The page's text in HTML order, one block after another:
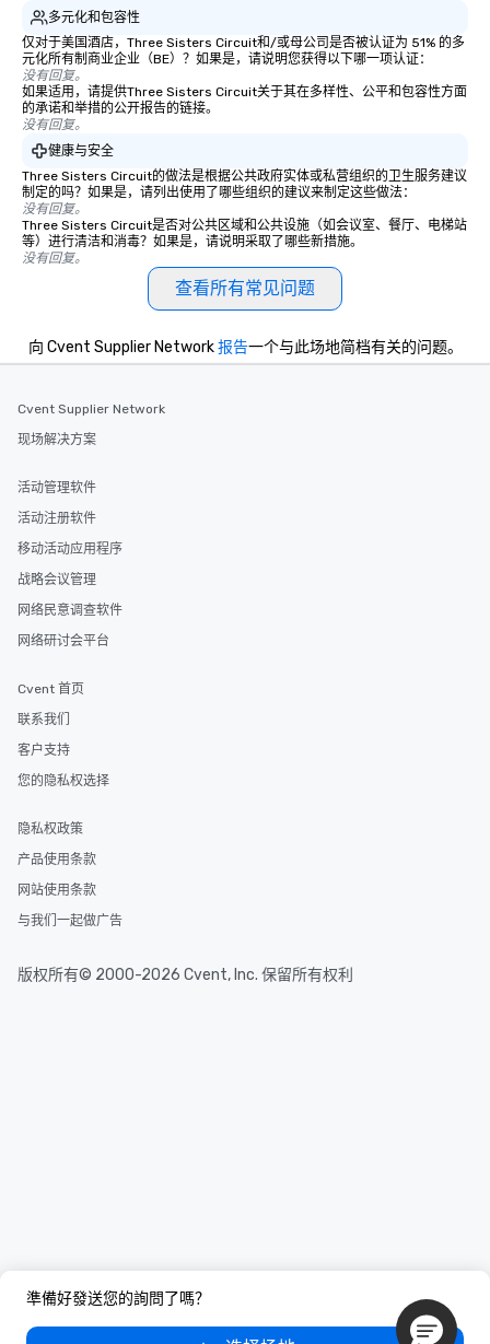
多元化和包容性
仅对于美国酒店，Three Sisters Circuit和/或母公司是否被认证为 51% 的多
元化所有制商业企业（BE）？如果是，请说明您获得以下哪一项认证：
没有回复。
如果适用，请提供Three Sisters Circuit关于其在多样性、公平和包容性方面
的承诺和举措的公开报告的链接。
没有回复。
健康与安全
Three Sisters Circuit的做法是根据公共政府实体或私营组织的卫生服务建议
制定的吗？如果是，请列出使用了哪些组织的建议来制定这些做法：
没有回复。
Three Sisters Circuit是否对公共区域和公共设施（如会议室、餐厅、电梯站
等）进行清洁和消毒？如果是，请说明采取了哪些新措施。
没有回复。
查看所有常见问题
準備好發送您的詢問了嗎？
向 Cvent Supplier Network报告一个与此场地简档有关的问题。
Cvent Supplier Network
现场解决方案
活动管理软件
活动注册软件
移动活动应用程序
战略会议管理
网络民意调查软件
网络研讨会平台
Cvent 首页
联系我们
客户支持
您的隐私权选择
隐私权政策
产品使用条款
网站使用条款
与我们一起做广告
版权所有© 2000-2026 Cvent, Inc. 保留所有权利